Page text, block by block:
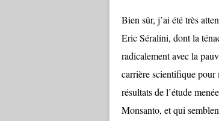
Bien sûr, j’ai été très
Eric Séralini, dont la
radicalement avec la
carrière scientifique pour
résultats de l’étude
Monsanto, et qui